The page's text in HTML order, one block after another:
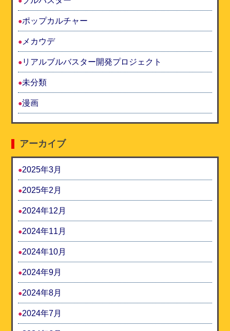
ポップカルチャー
メカウデ
リアルブルバスター開発プロジェクト
未分類
漫画
アーカイブ
2025年3月
2025年2月
2024年12月
2024年11月
2024年10月
2024年9月
2024年8月
2024年7月